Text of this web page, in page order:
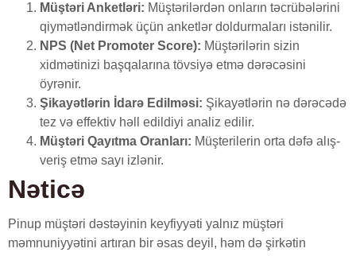
Müştəri Anketləri: Müştərilərdən onların təcrübələrini
qiymətləndirmək üçün anketlər doldurmaları istənilir.
NPS (Net Promoter Score): Müştərilərin sizin
xidmətinizi başqalarına tövsiyə etmə dərəcəsini
öyrənir.
Şikayətlərin İdarə Edilməsi: Şikayətlərin nə dərəcədə
tez və effektiv həll edildiyi analiz edilir.
Müştəri Qayıtma Oranları: Müşterilerin orta dəfə alış-
veriş etmə sayı izlənir.
Nəticə
Pinup müştəri dəstəyinin keyfiyyəti yalnız müştəri
məmnuniyyətini artıran bir əsas deyil, həm də şirkətin